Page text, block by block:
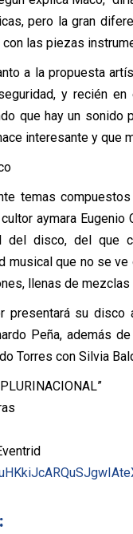
pero la gran
las piezas
a la propuesta
y recién
que hay un
interesante y que
temas
aymara
disco, del que
musical que no se
llenas de
presentará su
Peña, además
Torres con Silvia